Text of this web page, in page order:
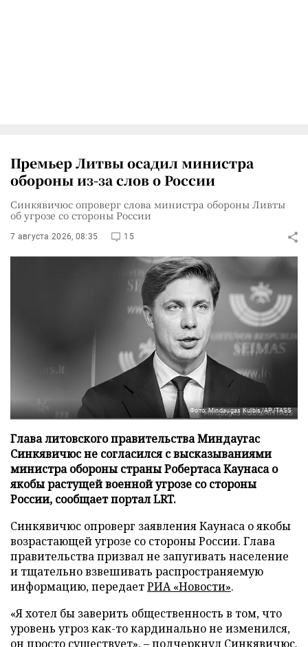
Премьер Литвы осадил министра
обороны из-за слов о России
Синкявичюс опроверг слова министра обороны Ливты
об угрозе со стороны России
7 августа 2026, 08:35 15
Фото: Mindaugas Kulbis/AP/TASS
Глава литовского правительства Миндаугас
Синкявичюс не согласился с высказываниями
министра обороны страны Робертаса Каунаса о
якобы растущей военной угрозе со стороны
России, сообщает портал LRT.
Синкявичюс опроверг заявления Каунаса о якобы
возрастающей угрозе со стороны России. Глава
правительства призвал не запугивать население
и тщательно взвешивать распространяемую
информацию, передаетРИА «Новости».
«Я хотел бы заверить общественность в том, что
уровень угроз как-то кардинально не изменился,
он просто существует», – подчеркнул Синкявичюс.